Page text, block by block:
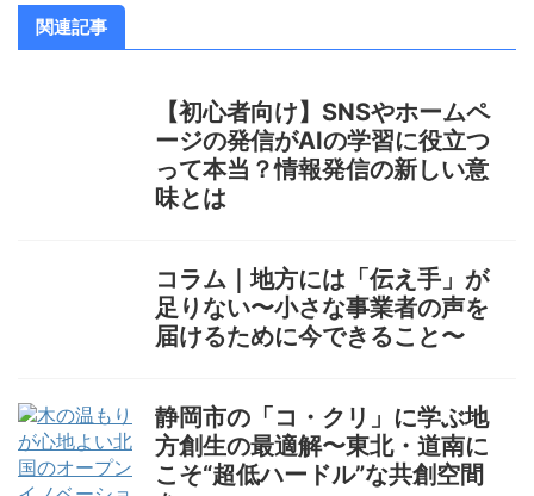
関連記事
【初心者向け】SNSやホームペ
ージの発信がAIの学習に役立つ
って本当？情報発信の新しい意
味とは
コラム｜地方には「伝え手」が
足りない〜小さな事業者の声を
届けるために今できること〜
静岡市の「コ・クリ」に学ぶ地
方創生の最適解〜東北・道南に
こそ“超低ハードル”な共創空間